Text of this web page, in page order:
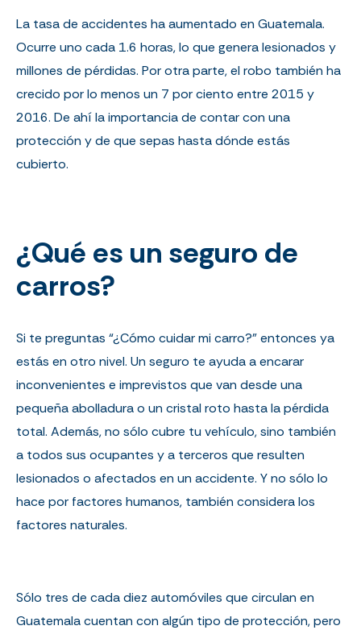
La tasa de accidentes ha aumentado en Guatemala.
Ocurre uno cada 1.6 horas, lo que genera lesionados y
millones de pérdidas. Por otra parte, el robo también ha
crecido por lo menos un 7 por ciento entre 2015 y
2016. De ahí la importancia de contar con una
protección y de que sepas hasta dónde estás
cubierto.
¿Qué es un seguro de
carros?
Si te preguntas “¿Cómo cuidar mi carro?” entonces ya
estás en otro nivel. Un seguro te ayuda a encarar
inconvenientes e imprevistos que van desde una
pequeña abolladura o un cristal roto hasta la pérdida
total. Además, no sólo cubre tu vehículo, sino también
a todos sus ocupantes y a terceros que resulten
lesionados o afectados en un accidente. Y no sólo lo
hace por factores humanos, también considera los
factores naturales.
Sólo tres de cada diez automóviles que circulan en
Guatemala cuentan con algún tipo de protección, pero